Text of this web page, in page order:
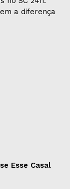
a diferença
Esse Casal